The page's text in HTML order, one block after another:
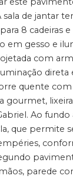
sala de jantar
8 cadeiras
em gesso e
com
quente
gourmet,
Ao
que permite
parede